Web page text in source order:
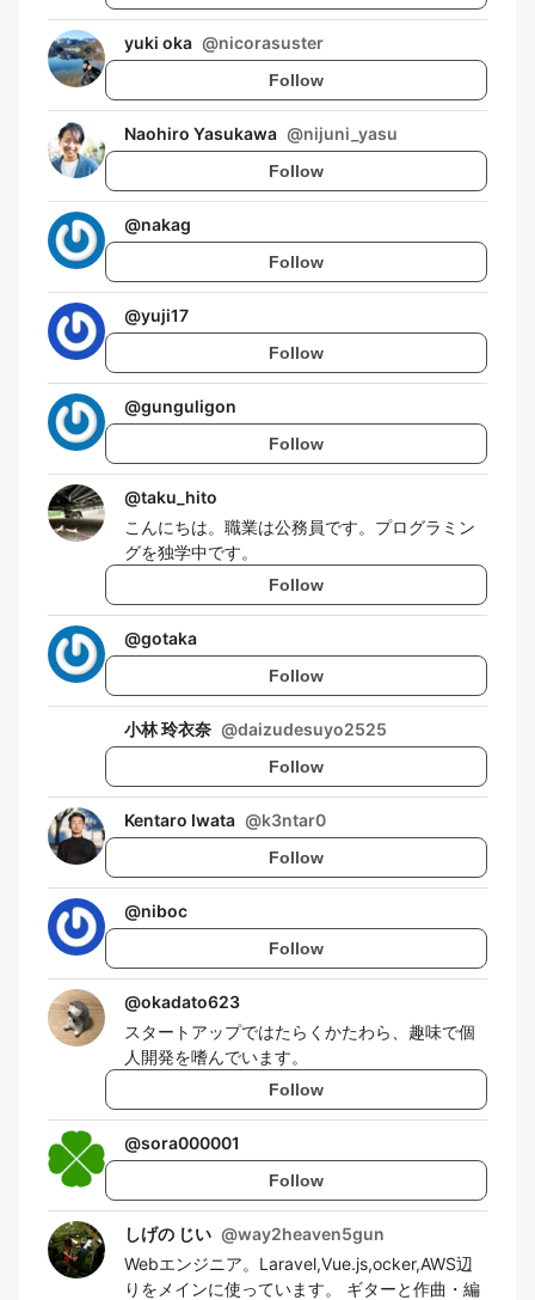
yuki oka @nicorasuster
Follow
Naohiro Yasukawa @nijuni_yasu
Follow
@nakag
Follow
@yuji17
Follow
@gunguligon
Follow
@taku_hito
こんにちは。職業は公務員です。プログラミン
グを独学中です。
Follow
@gotaka
Follow
小林 玲衣奈 @daizudesuyo2525
Follow
Kentaro Iwata @k3ntar0
Follow
@niboc
Follow
@okadato623
スタートアップではたらくかたわら、趣味で個
人開発を嗜んでいます。
Follow
@sora000001
Follow
しげの じい @way2heaven5gun
Webエンジニア。Laravel,Vue.js,ocker,AWS辺
りをメインに使っています。 ギターと作曲・編